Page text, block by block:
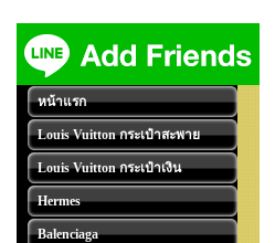
หน้าแรก
Louis Vuitton กระเป๋าสะพาย
Louis Vuitton กระเป๋าเงิน
Hermes
Balenciaga